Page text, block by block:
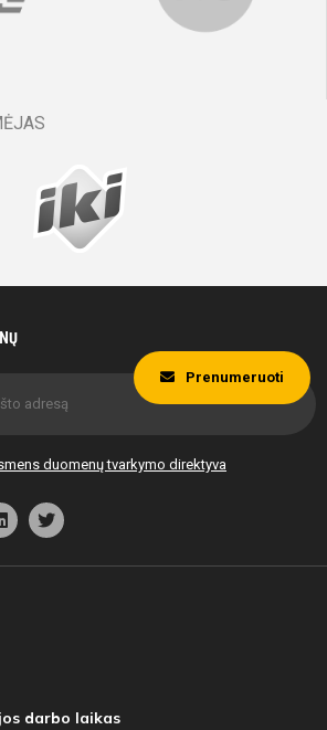
duomenų tvarkymo direktyva
Prenumeruoti
darbo laikas